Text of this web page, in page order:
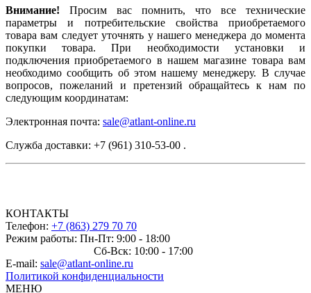
Внимание! Просим вас помнить, что все технические
параметры и потребительские свойства приобретаемого
товара вам следует уточнять у нашего менеджера до момента
покупки товара. При необходимости установки и
подключения приобретаемого в нашем магазине товара вам
необходимо сообщить об этом нашему менеджеру. В случае
вопросов, пожеланий и претензий обращайтесь к нам по
следующим координатам:
Электронная почта: sale@atlant-online.ru
Служба доставки: +7 (961) 310-53-00 .
КОНТАКТЫ
Телефон: +7 (863) 279 70 70
Режим работы: Пн-Пт: 9:00 - 18:00
Сб-Вск: 10:00 - 17:00
E-mail: sale@atlant-online.ru
Политикой конфиденциальности
МЕНЮ